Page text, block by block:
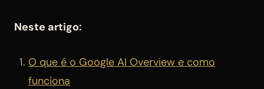
Neste artigo:
O que é o Google AI Overview e como
funciona